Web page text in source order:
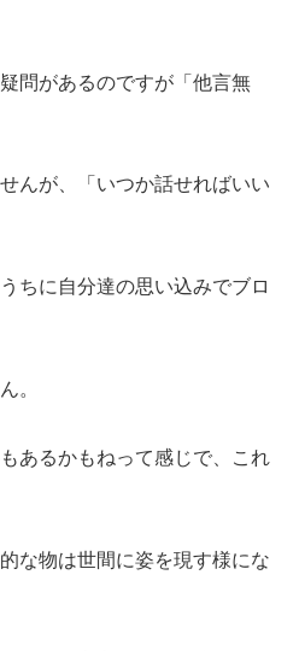
問があるのですが「他言無
んが、「いつか話せればいい
ちに自分達の思い込みでブロ
。
あるかもねって感じで、これ
な物は世間に姿を現す様にな